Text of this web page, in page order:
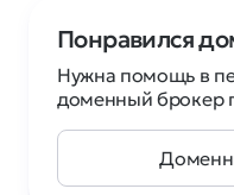
Понравился
Нужна помощь в
доменный брокер